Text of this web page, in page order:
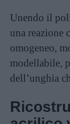
Unendo il
una reazione
omogeneo,
modellabile,
dell’unghia